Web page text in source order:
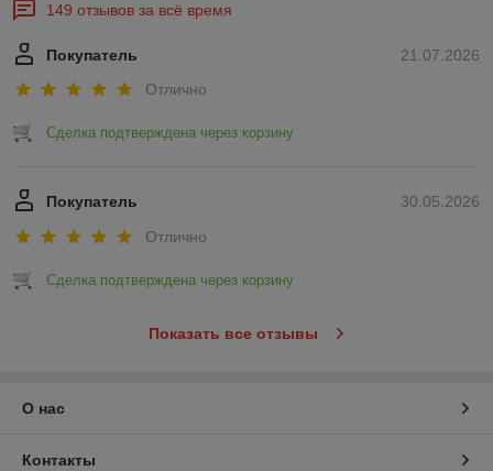
149 отзывов за всё время
21.07.2026
Покупатель
Отлично
Сделка подтверждена через корзину
30.05.2026
Покупатель
Отлично
Сделка подтверждена через корзину
Показать все отзывы
О нас
Контакты